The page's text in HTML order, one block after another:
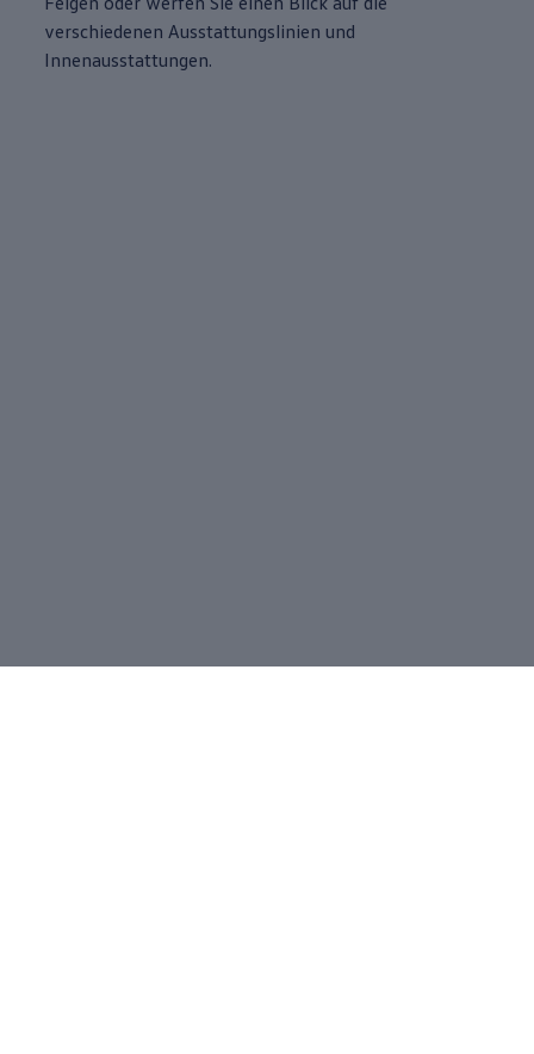
verschiedenen Ausstattungslinien und
Innenausstattungen.